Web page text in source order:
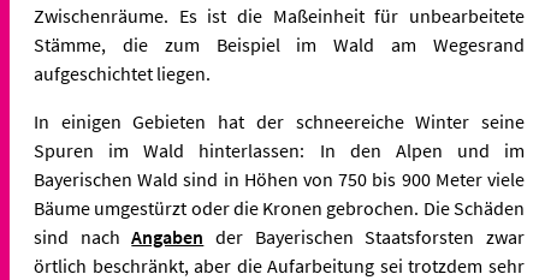
Zwischenräume. Es ist die Maßeinheit für unbearbeitete
Stämme, die zum Beispiel im Wald am Wegesrand
aufgeschichtet liegen.
In einigen Gebieten hat der schneereiche Winter seine
Spuren im Wald hinterlassen: In den Alpen und im
Bayerischen Wald sind in Höhen von 750 bis 900 Meter viele
Bäume umgestürzt oder die Kronen gebrochen. Die Schäden
sind nachAngaben der Bayerischen Staatsforsten zwar
örtlich beschränkt, aber die Aufarbeitung sei trotzdem sehr